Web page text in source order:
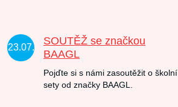
23.07.
SOUTĚŽ se značkou
BAAGL
Pojďte si s námi zasoutěžit o školní
sety od značky BAAGL.